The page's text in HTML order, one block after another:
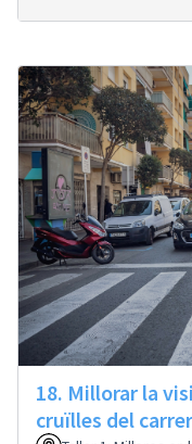
18. Millorar la
cruïlles del